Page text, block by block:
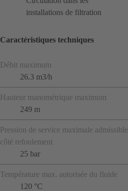
installations de filtration
Caractéristiques techniques
Débit maximum
26.3 m3/h
Hauteur manométrique maximum
249 m
Pression de service maximale admissible
côté refoulement
25 bar
Température max. autorisée du fluide
120 °C